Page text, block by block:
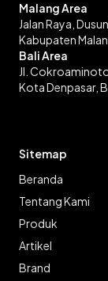
Malang Area
Jalan Raya,
Kabupaten
Bali Area
Jl.
Kota Denpasar,
Sitemap
Beranda
Tentang Kami
Produk
Artikel
Brand